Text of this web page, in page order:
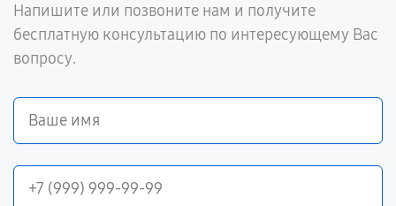
Напишите или позвоните нам и получите
бесплатную консультацию по интересующему Вас
вопросу.